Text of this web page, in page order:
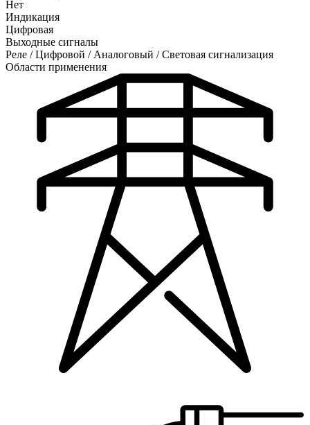
Нет
Индикация
Цифровая
Выходные сигналы
Реле / Цифровой / Аналоговый / Световая сигнализация
Области применения